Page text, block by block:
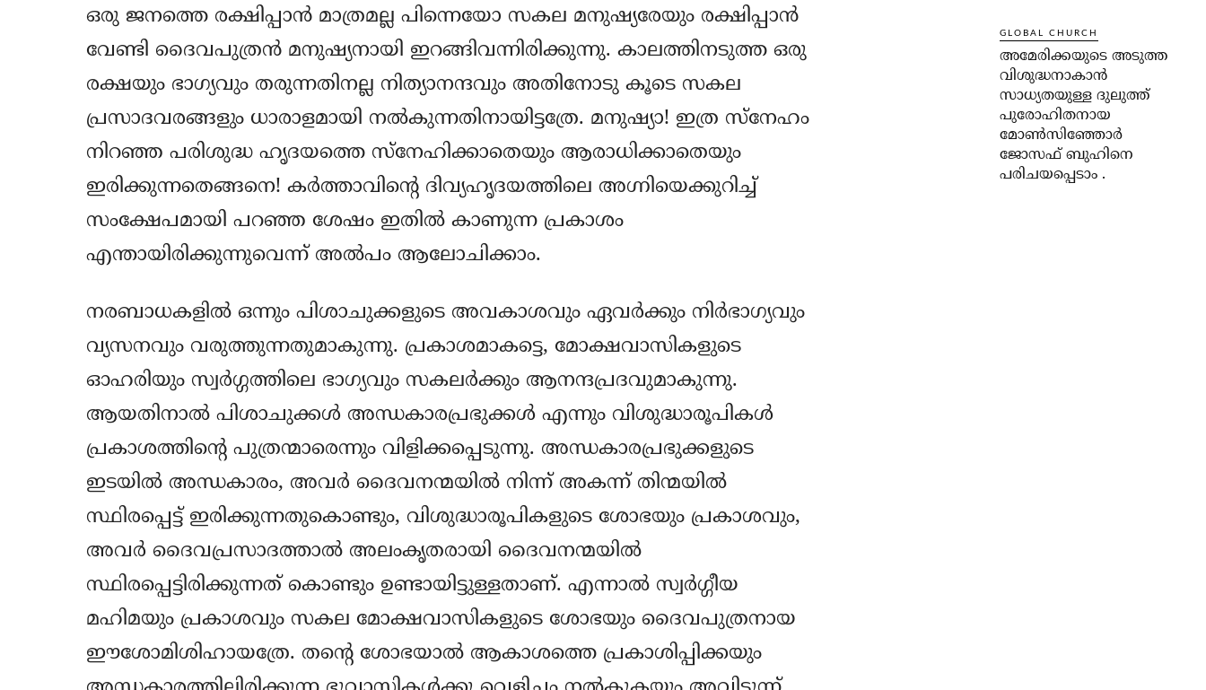
ഒരു ജനത്തെ രക്ഷിപ്പാന്‍ മാത്രമല്ല പിന്നെയോ സകല മനുഷ്യരേയും രക്ഷിപ്പാന്‍
വേണ്ടി ദൈവപുത്രന്‍ മനുഷ്യനായി ഇറങ്ങിവന്നിരിക്കുന്നു. കാലത്തിനടുത്ത ഒരു
രക്ഷയും ഭാഗ്യവും തരുന്നതിനല്ല നിത്യാനന്ദവും അതിനോടു കൂടെ സകല‍
പ്രസാദവരങ്ങളും ധാരാളമായി നല്‍കുന്നതിനായിട്ടത്രേ. മനുഷ്യാ! ഇത്ര സ്നേഹം
നിറഞ്ഞ പരിശുദ്ധ ഹൃദയത്തെ സ്നേഹിക്കാതെയും ആരാധിക്കാതെയും
ഇരിക്കുന്നതെങ്ങനെ! കര്‍ത്താവിന്‍റെ ദിവ്യഹൃദയത്തിലെ അഗ്നിയെക്കുറിച്ച്
സംക്ഷേപമായി പറഞ്ഞ ശേഷം ഇതില്‍ കാണുന്ന പ്രകാശം
എന്തായിരിക്കുന്നുവെന്ന് അല്‍പം ആലോചിക്കാം.
നരബാധകളില്‍ ഒന്നും പിശാചുക്കളുടെ അവകാശവും ഏവര്‍ക്കും നിര്‍ഭാഗ്യവും
വ്യസനവും വരുത്തുന്നതുമാകുന്നു. പ്രകാശമാകട്ടെ, മോക്ഷവാസികളുടെ
ഓഹരിയും സ്വര്‍ഗ്ഗത്തിലെ ഭാഗ്യവും സകലര്‍ക്കും ആനന്ദപ്രദവുമാകുന്നു.
ആയതിനാല്‍ പിശാചുക്കള്‍ അന്ധകാരപ്രഭുക്കള്‍ എന്നും വിശുദ്ധാരൂപികള്‍
പ്രകാശത്തിന്‍റെ പുത്രന്മാരെന്നും വിളിക്കപ്പെടുന്നു. അന്ധകാരപ്രഭുക്കളുടെ
ഇടയില്‍ അന്ധകാരം, അവര്‍ ദൈവനന്മയില്‍ നിന്ന് അകന്ന്‍ തിന്മയില്‍
സ്ഥിരപ്പെട്ട്‌ ഇരിക്കുന്നതുകൊണ്ടും, വിശുദ്ധാരൂപികളുടെ ശോഭയും പ്രകാശവും,
അവര്‍ ദൈവപ്രസാദത്താല്‍ അലംകൃതരായി ദൈവനന്മയില്‍
സ്ഥിരപ്പെട്ടിരിക്കുന്നത് കൊണ്ടും ഉണ്ടായിട്ടുള്ളതാണ്. എന്നാല്‍ സ്വര്‍ഗ്ഗീയ
മഹിമയും പ്രകാശവും സകല‍ മോക്ഷവാസികളുടെ ശോഭയും ദൈവപുത്രനായ
ഈശോമിശിഹായത്രേ. തന്‍റെ ശോഭയാല്‍ ആകാശത്തെ പ്രകാശിപ്പിക്കയും
GLOBAL CHURCH
അമേരിക്കയുടെ അടുത്ത
വിശുദ്ധനാകാൻ
സാധ്യതയുള്ള ദുലുത്ത്
പുരോഹിതനായ
മോൺസിഞ്ഞോർ
ജോസഫ് ബുഹിനെ
പരിചയപ്പെടാം .